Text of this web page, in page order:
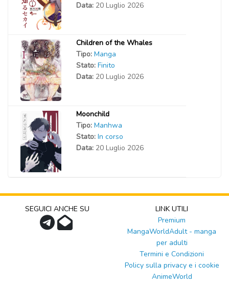
Data: 20 Luglio 2026
Children of the Whales
Tipo: Manga
Stato: Finito
Data: 20 Luglio 2026
Moonchild
Tipo: Manhwa
Stato: In corso
Data: 20 Luglio 2026
SEGUICI ANCHE SU
LINK UTILI
Premium
MangaWorldAdult - manga
per adulti
Termini e Condizioni
Policy sulla privacy e i cookie
AnimeWorld